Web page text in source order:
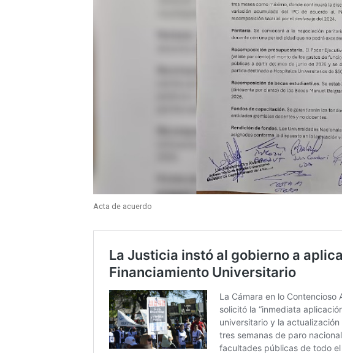
Acta de acuerdo